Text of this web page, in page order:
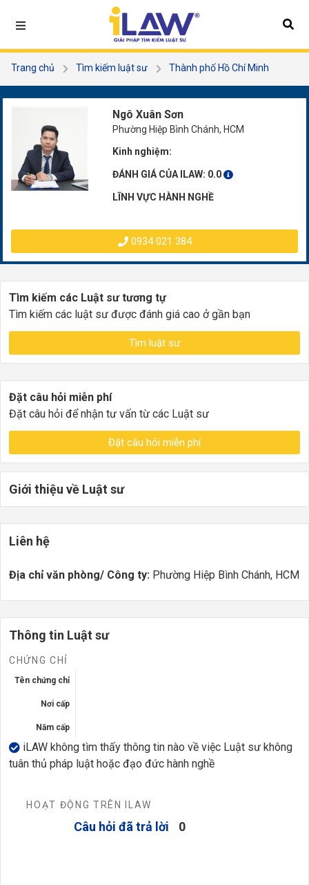
Trang chủ Tìm kiếm luật sư
Thành phố Hồ Chí Minh
Ngô Xuân Sơn
Phường Hiệp Bình Chánh, HCM
Kinh nghiệm:
ĐÁNH GIÁ CỦA ILAW: 0.0
LĨNH VỰC HÀNH NGHỀ
0934 021 384
Tìm kiếm các Luật sư tương tự
Tìm kiếm các luật sư được đánh giá cao ở gần bạn
Tìm luật sư
Đặt câu hỏi miễn phí
Đặt câu hỏi để nhận tư vấn từ các Luật sư
Đặt câu hỏi miễn phí
Giới thiệu về Luật sư
Liên hệ
Địa chỉ văn phòng/ Công ty: Phường Hiệp Bình Chánh, HCM
Thông tin Luật sư
CHỨNG CHỈ
Tên chứng chỉ
Nơi cấp
Năm cấp
iLAW không tìm thấy thông tin nào về việc Luật sư không
tuân thủ pháp luật hoặc đạo đức hành nghề
HOẠT ĐỘNG TRÊN ILAW
Câu hỏi đã trả lời 0